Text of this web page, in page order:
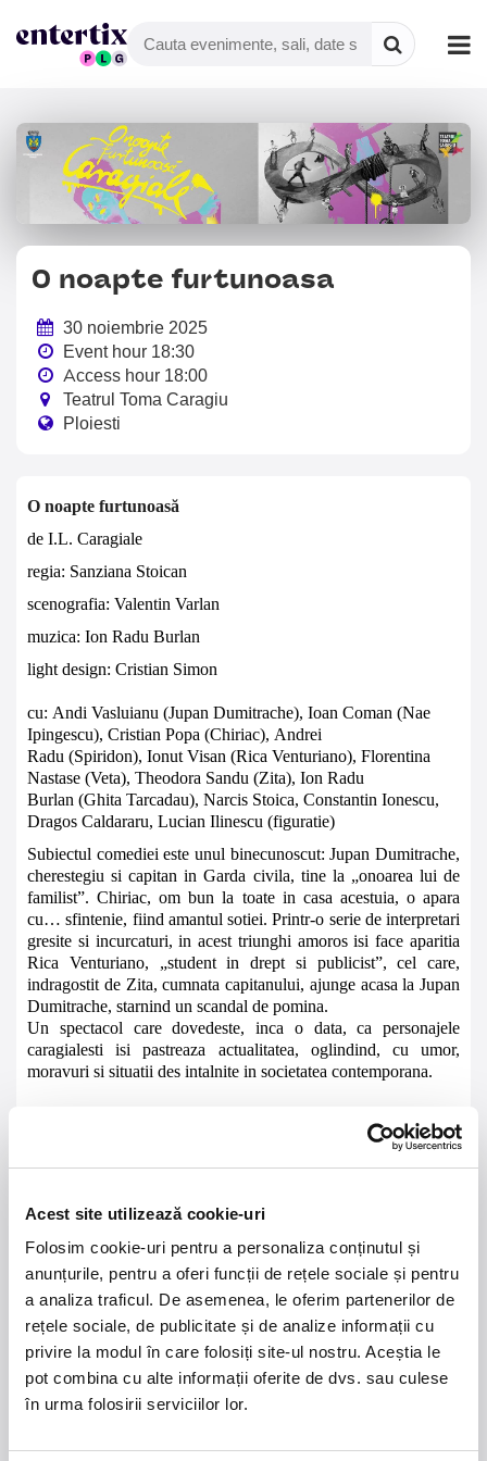
Acest site utilizează cookie-uri
Folosim cookie-uri pentru a personaliza conținutul și
anunțurile, pentru a oferi funcții de rețele sociale și pentru
a analiza traficul. De asemenea, le oferim partenerilor de
rețele sociale, de publicitate și de analize informații cu
privire la modul în care folosiți site-ul nostru. Aceștia le
pot combina cu alte informații oferite de dvs. sau culese
în urma folosirii serviciilor lor.
O noapte furtunoasă
de I.L. Caragiale
regia: Sanziana Stoican
scenografia: Valentin Varlan
muzica: Ion Radu Burlan
light design: Cristian Simon
cu: Andi Vasluianu (Jupan Dumitrache), Ioan Coman (Nae
Ipingescu), Cristian Popa (Chiriac), Andrei
Radu (Spiridon), Ionut Visan (Rica Venturiano), Florentina
Nastase (Veta), Theodora Sandu (Zita), Ion Radu
Burlan (Ghita Tarcadau), Narcis Stoica, Constantin Ionescu,
Dragos Caldararu, Lucian Ilinescu (figuratie)
Subiectul comediei este unul binecunoscut: Jupan Dumitrache,
cherestegiu si capitan in Garda civila, tine la „onoarea lui de
familist”. Chiriac, om bun la toate in casa acestuia, o apara
cu… sfintenie, fiind amantul sotiei. Printr-o serie de interpretari
gresite si incurcaturi, in acest triunghi amoros isi face aparitia
Rica Venturiano, „student in drept si publicist”, cel care,
indragostit de Zita, cumnata capitanului, ajunge acasa la Jupan
Dumitrache, starnind un scandal de pomina.
Un spectacol care dovedeste, inca o data, ca personajele
caragialesti isi pastreaza actualitatea, oglindind, cu umor,
moravuri si situatii des intalnite in societatea contemporana.
O noapte furtunoasa
30 noiembrie 2025
Event hour 18:30
Access hour 18:00
Teatrul Toma Caragiu
Ploiesti
21 - 22 august 2026
NOSTALGIA Litoral
7 mai 2027
Morgan Jay - La Dolce
Vita Tour
Sala Palatului, Bucuresti
Summer Well 2026
Domeniul Stirbey Voda, Buftea
MASTERS OF